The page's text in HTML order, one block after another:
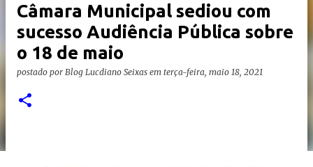
Câmara Municipal sediou com
sucesso Audiência Pública sobre
o 18 de maio
postado por Blog Lucdiano Seixas em terça-feira, maio 18, 2021